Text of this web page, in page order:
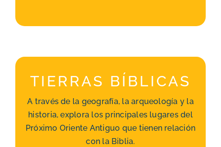
TIERRAS BÍBLICAS
A través de la geografía, la arqueología y la
historia, explora los principales lugares del
Próximo Oriente Antiguo que tienen relación
con la Biblia.
TIERRAS BÍBLICAS
Historia
Arqueología
Geografía
Museos bíblicos